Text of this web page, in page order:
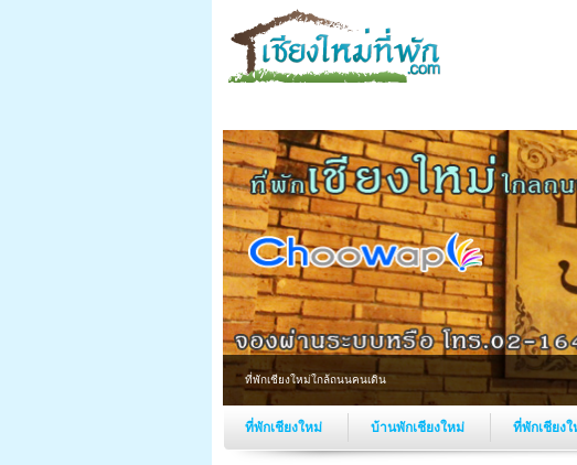
ที่พักเชียงใหม่ใกล้ถนนคนเดิน
ที่พักเชียงใหม่ บ้านพักเชียงใหม่ ที่พักเชียง